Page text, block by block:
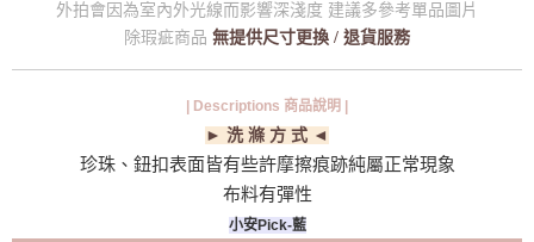
外拍會因為室內外光線而影響深淺度 建議多參考單品圖片
除瑕疵商品 無提供尺寸更換 / 退貨服務
| Descriptions 商品說明 |
► 洗 滌 方 式 ◄
珍珠、鈕扣表面皆有些許摩擦痕跡純屬正常現象
布料有彈性
小安Pick-藍